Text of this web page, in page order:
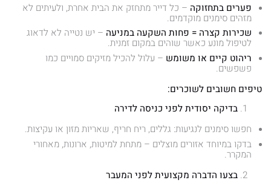
פערים בתחזוקה – כל דייר מתחזק את הבית אחרת, ולעיתים לא
מזהים סימנים מוקדמים.
שכירות קצרה = פחות השקעה במניעה – יש נטייה לא לדאוג
לטיפול מונע כאשר שוהים במקום זמנית.
ריהוט קיים או משומש – עלול להכיל מזיקים סמויים כמו
פשפשים.
טיפים חשובים לשוכרים:
בדיקה יסודית לפני כניסה לדירה
חפשו סימנים לנגיעות: גללים, ריח חריף, שאריות מזון או עקיצות.
בדקו במיוחד אזורים מוצלים – מתחת למיטות, ארונות, מאחורי
המקרר.
בצעו הדברה מקצועית לפני המעבר